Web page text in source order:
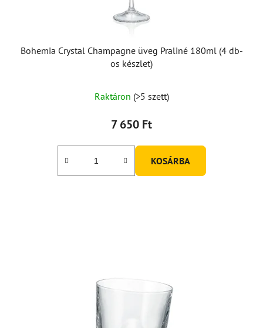
Bohemia Crystal Champagne üveg Praliné 180ml (4 db-
os készlet)
Raktáron (>5 szett)
7 650 Ft
KOSÁRBA